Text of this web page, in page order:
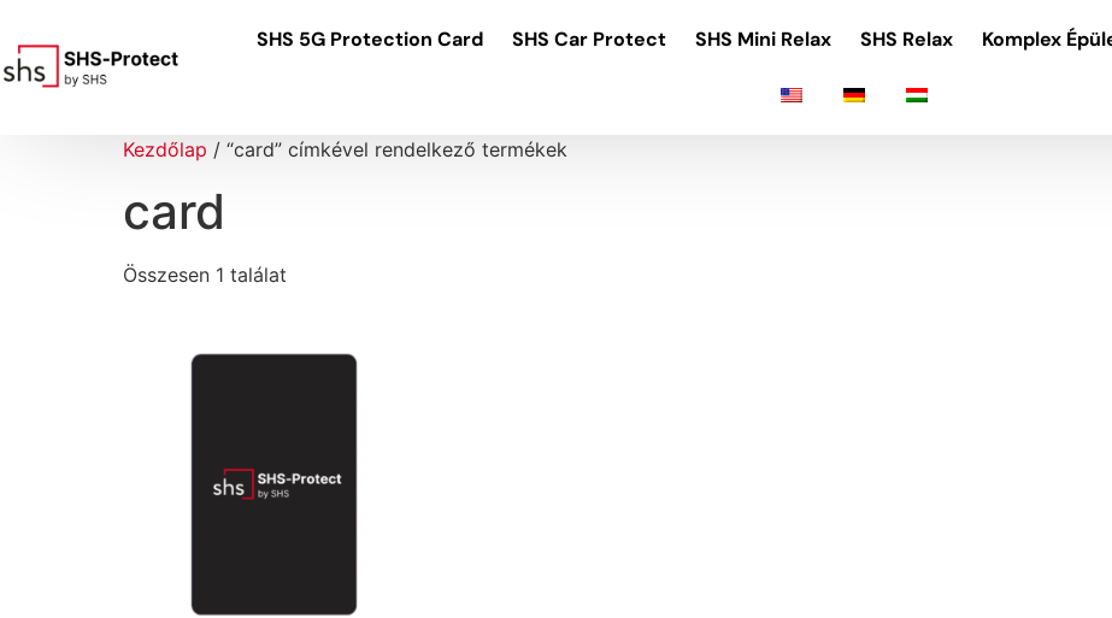
SHS 5G Protection Card SHS Car Protect SHS Mini Relax SHS Relax Komplex
Kezdőlap / “card” címkével rendelkező termékek
card
Összesen 1 találat